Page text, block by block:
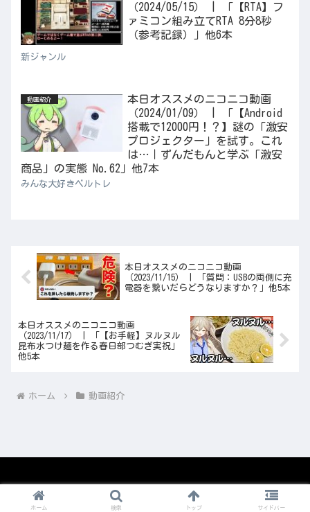
（2024/05/15） | 「【RTA】フ
ァミコン組み立てRTA 8分8秒
（参考記録）」他6本
新ジャンル
動画紹介
本日オススメのニコニコ動画
（2024/01/09） | 「【Android
搭載で12000円！？】謎の「激安
プロジェクター」を試す。これ
は…｜ずんだもんと学ぶ「激安
商品」の実態 No.62」他7本
みんな大好きベルトレ
本日オススメのニコニコ動画
（2023/11/15） | 「質問：USBの両側に充
電器を繋いだらどうなりますか？」他5本
本日オススメのニコニコ動画
（2023/11/17） | 「【お手軽】ヌルヌル
昆布水つけ麺を作る春日部つむぎ実祝」
他5本
ホーム 動画紹介
© 2008-2026 1nico.
ホーム 検索 トップ サイドバー